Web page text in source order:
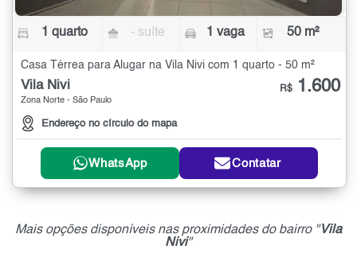
1 quarto - suíte 1 vaga 50 m²
Casa Térrea para Alugar na Vila Nivi com 1 quarto - 50 m²
Vila Nivi
Zona Norte - São Paulo
Endereço no círculo do mapa
R$ 1.600
WhatsApp Contatar
Mais opções disponíveis nas proximidades do bairro "Vila
Nivi"